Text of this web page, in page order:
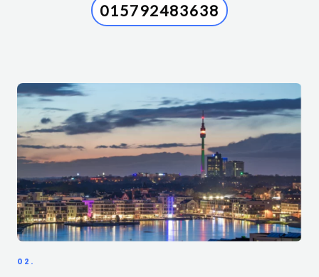
015792483638
02.